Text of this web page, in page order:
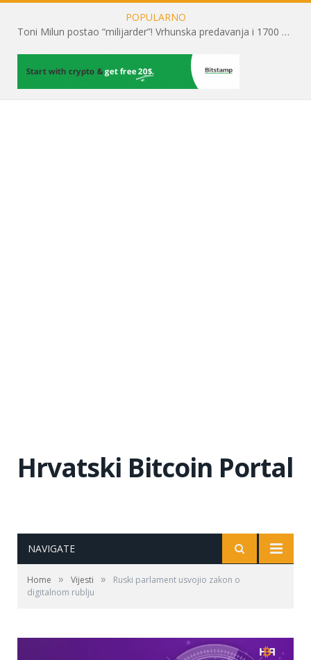
POPULARNO
Toni Milun postao “milijarder”! Vrhunska predavanja i 1700 posjetitelja obilježili su mjesec financijske pismenosti
Hrvatski Bitcoin Portal
NAVIGATE
Home » Vijesti »
Ruski parlament usvojio zakon o
digitalnom rublju